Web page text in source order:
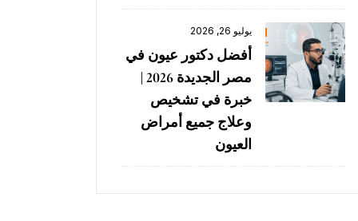
يوليو 26, 2026
أفضل دكتور عيون في
مصر الجديدة 2026 |
خبرة في تشخيص
وعلاج جميع أمراض
العيون